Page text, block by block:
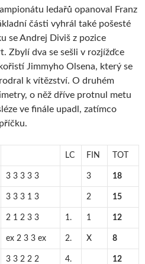
ledařů opanoval Franz
části vyhrál také pošesté
se Andrej Diviš z pozice
Zbylí dva se sešli v rozjížďce
Jimmyho Olsena, který se
k vítězství. O druhém
o něž dříve protnul metu
ve finále upadl, zatímco
LC FIN TOT
3 3 3 3 3 3 18
3 3 3 1 3 2 15
2 1 2 3 3 1. 1 12
ex 2 3 3 ex 2. X 8
3 3 2 2 2 4. 12